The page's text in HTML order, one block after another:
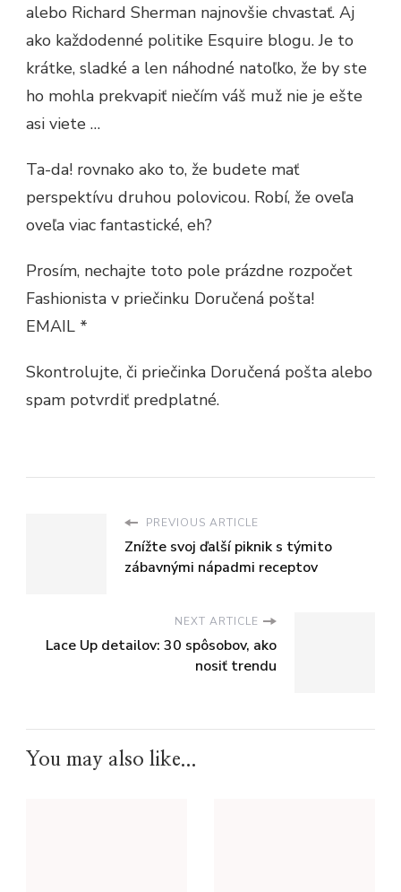
alebo Richard Sherman najnovšie chvastať. Aj
ako každodenné politike Esquire blogu. Je to
krátke, sladké a len náhodné natoľko, že by ste
ho mohla prekvapiť niečím váš muž nie je ešte
asi viete …
Ta-da! rovnako ako to, že budete mať
perspektívu druhou polovicou. Robí, že oveľa
oveľa viac fantastické, eh?
Prosím, nechajte toto pole prázdne rozpočet
Fashionista v priečinku Doručená pošta!
EMAIL *
Skontrolujte, či priečinka Doručená pošta alebo
spam potvrdiť predplatné.
PREVIOUS ARTICLE
Znížte svoj ďalší piknik s týmito
zábavnými nápadmi receptov
NEXT ARTICLE
Lace Up detailov: 30 spôsobov, ako
nosiť trendu
You may also like...